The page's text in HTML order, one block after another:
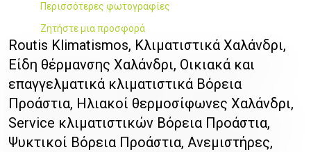
Περισσότερες φωτογραφίες
Ζητήστε μια προσφορά
Routis Klimatismos, Κλιματιστικά Χαλάνδρι,
Είδη θέρμανσης Χαλάνδρι, Οικιακά και
επαγγελματικά κλιματιστικά Βόρεια
Προάστια, Ηλιακοί θερμοσίφωνες Χαλάνδρι,
Service κλιματιστικών Βόρεια Προάστια,
Ψυκτικοί Βόρεια Προάστια, Ανεμιστήρες,